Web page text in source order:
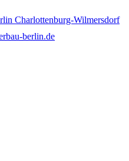
Charlottenburg-Wilmersdorf
berlin.de